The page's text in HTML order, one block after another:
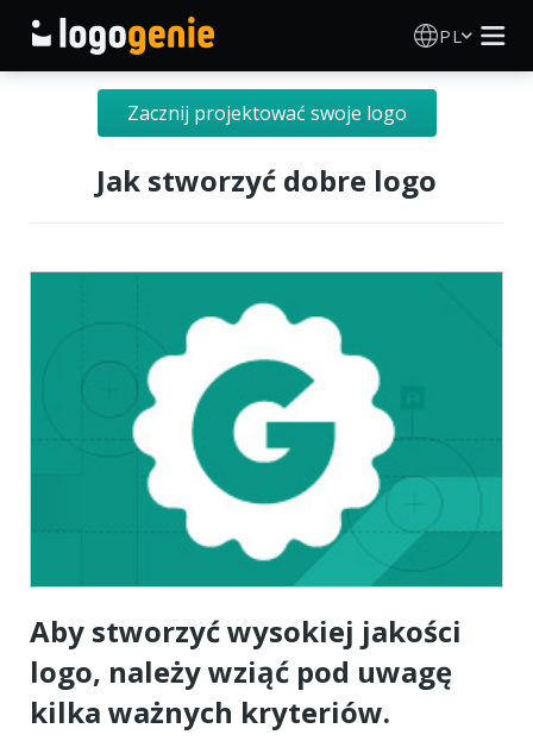
PL
Kreator Logo
Generator logo AI
Pomysły na logo
Produkty drukowane
Zacznij projektować swoje logo
Jak stworzyć dobre logo
Aby stworzyć wysokiej jakości
logo, należy wziąć pod uwagę
kilka ważnych kryteriów.